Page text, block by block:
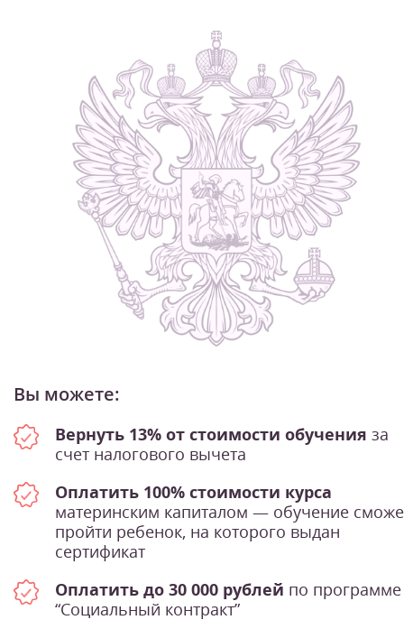
Вы можете:
Вернуть 13% от стоимости обучения за
счет налогового вычета
Оплатить 100% стоимости курса
материнским капиталом — обучение
пройти ребенок, на которого выдан
сертификат
Оплатить до 30 000 рублей по программе
“Социальный контракт”